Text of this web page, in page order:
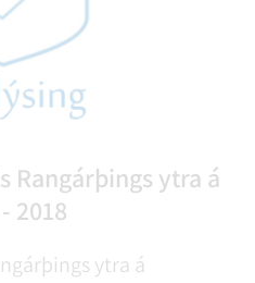
Rangárþings ytra á
2018
ytra á